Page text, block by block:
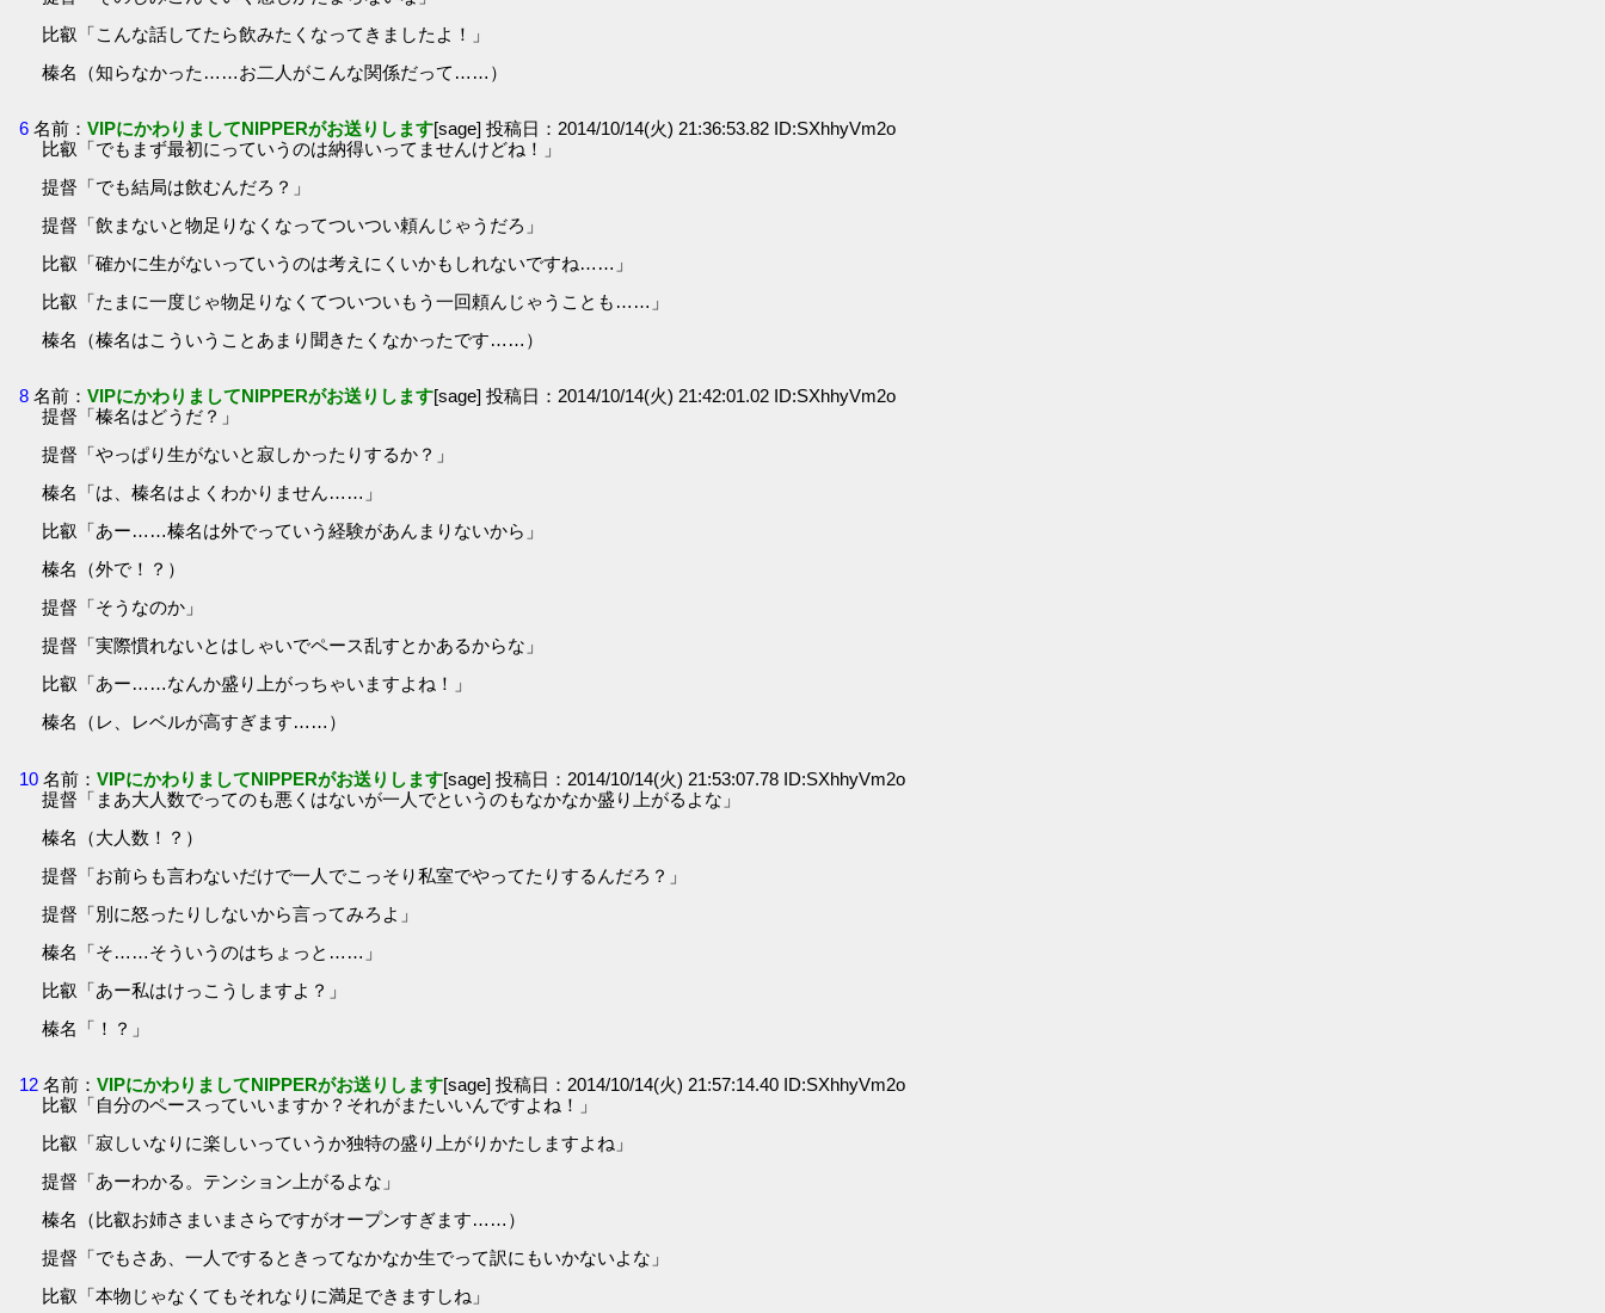
比叡「こんな話してたら飲みたくなってきましたよ！」
榛名（知らなかった……お二人がこんな関係だって……）
6 名前：VIPにかわりましてNIPPERがお送りします[sage] 投稿日：2014/10/14(火) 21:36:53.82 ID:SXhhyVm2o
比叡「でもまず最初にっていうのは納得いってませんけどね！」
提督「でも結局は飲むんだろ？」
提督「飲まないと物足りなくなってついつい頼んじゃうだろ」
比叡「確かに生がないっていうのは考えにくいかもしれないですね……」
比叡「たまに一度じゃ物足りなくてついついもう一回頼んじゃうことも……」
榛名（榛名はこういうことあまり聞きたくなかったです……）
8 名前：VIPにかわりましてNIPPERがお送りします[sage] 投稿日：2014/10/14(火) 21:42:01.02 ID:SXhhyVm2o
提督「榛名はどうだ？」
提督「やっぱり生がないと寂しかったりするか？」
榛名「は、榛名はよくわかりません……」
比叡「あー……榛名は外でっていう経験があんまりないから」
榛名（外で！？）
提督「そうなのか」
提督「実際慣れないとはしゃいでペース乱すとかあるからな」
比叡「あー……なんか盛り上がっちゃいますよね！」
榛名（レ、レベルが高すぎます……）
10 名前：VIPにかわりましてNIPPERがお送りします[sage] 投稿日：2014/10/14(火) 21:53:07.78 ID:SXhhyVm2o
提督「まあ大人数でってのも悪くはないが一人でというのもなかなか盛り上がるよな」
榛名（大人数！？）
提督「お前らも言わないだけで一人でこっそり私室でやってたりするんだろ？」
提督「別に怒ったりしないから言ってみろよ」
榛名「そ……そういうのはちょっと……」
比叡「あー私はけっこうしますよ？」
榛名「！？」
12 名前：VIPにかわりましてNIPPERがお送りします[sage] 投稿日：2014/10/14(火) 21:57:14.40 ID:SXhhyVm2o
比叡「自分のペースっていいますか？それがまたいいんですよね！」
比叡「寂しいなりに楽しいっていうか独特の盛り上がりかたしますよね」
提督「あーわかる。テンション上がるよな」
榛名（比叡お姉さまいまさらですがオープンすぎます……）
提督「でもさあ、一人でするときってなかなか生でって訳にもいかないよな」
比叡「本物じゃなくてもそれなりに満足できますしね」